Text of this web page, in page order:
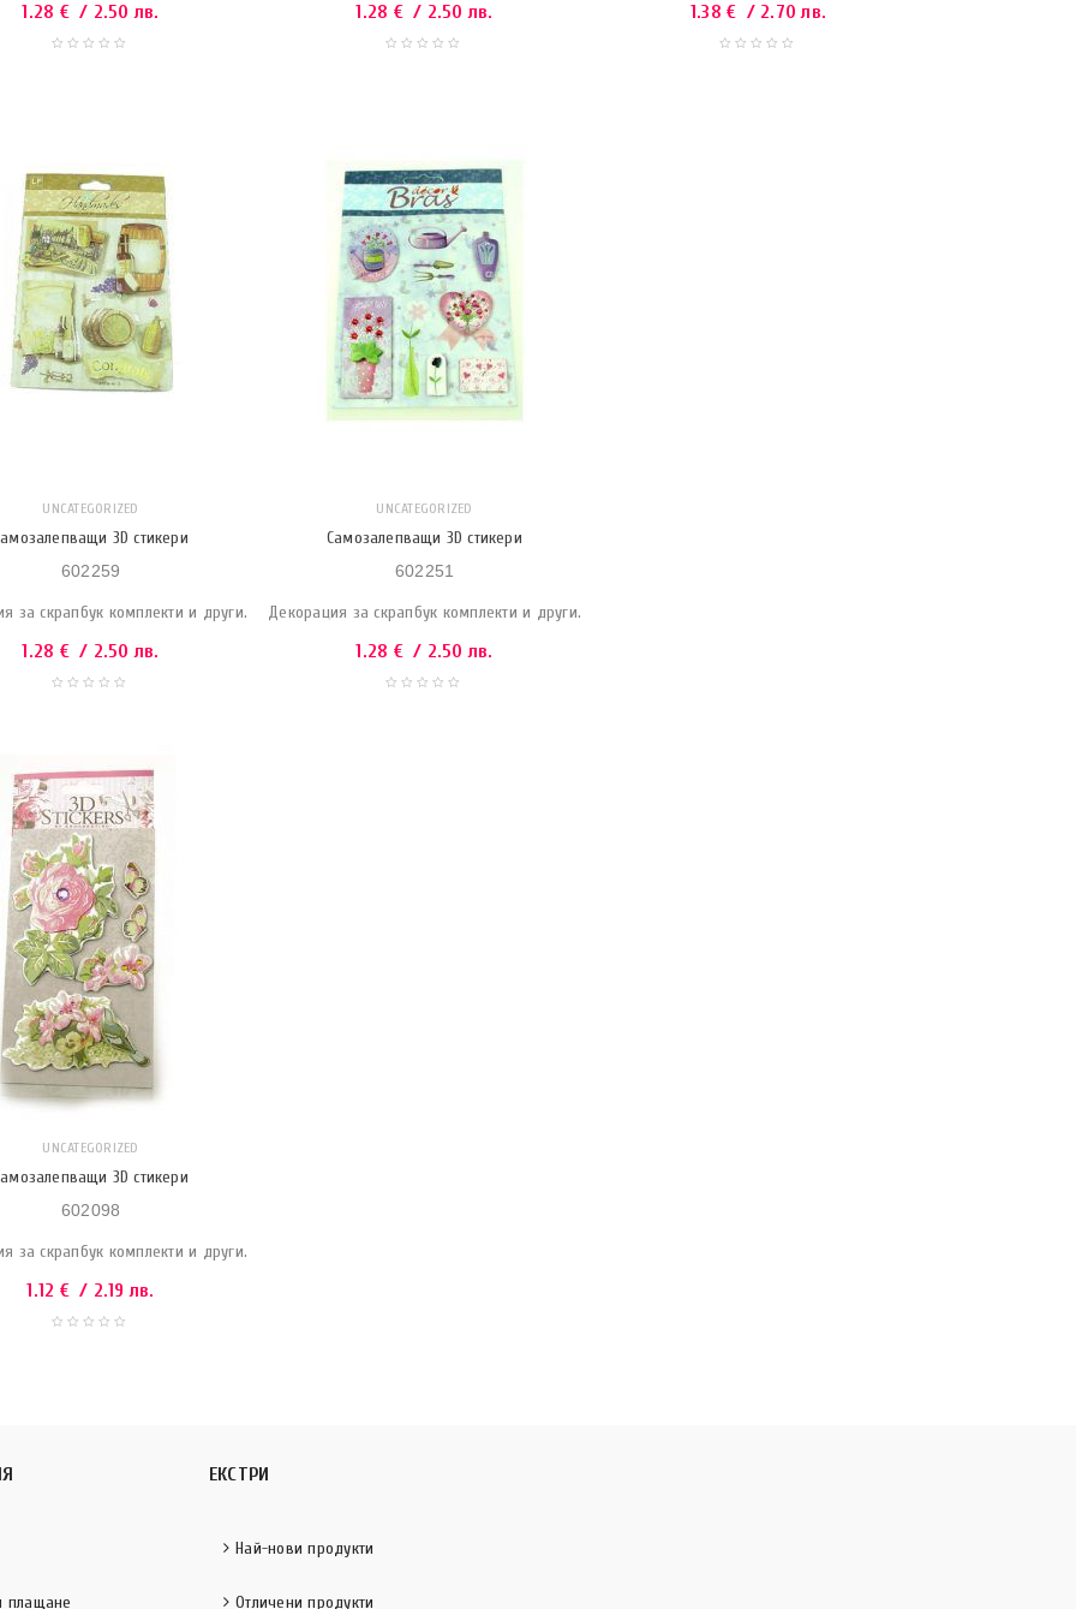
1.28 € / 2.50 лв. 1.28 € / 2.50 лв. 1.38€ / 2.70 лв.
UNCATEGORIZED
3D стикери
602259
за скрапбук комплекти и други.
1.28 € / 2.50 лв.
UNCATEGORIZED
Самозалепващи 3D стикери
602251
Декорация за скрапбук комплекти и други.
1.28 € / 2.50 лв.
UNCATEGORIZED
3D стикери
602098
за скрапбук комплекти и други.
1.12 € / 2.19 лв.
плащане
ЕКСТРИ
Най-нови продукти
Отличени продукти